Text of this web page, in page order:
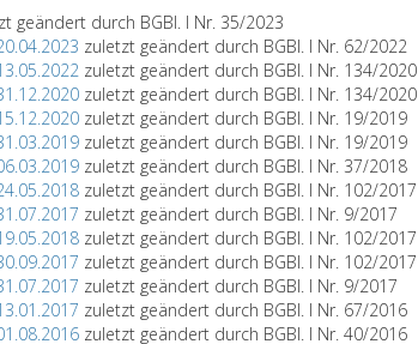
geändert durch BGBl. I Nr. 35/2023
zuletzt geändert durch BGBl. I Nr. 62/2022
zuletzt geändert durch BGBl. I Nr. 134/2020
zuletzt geändert durch BGBl. I Nr. 134/2020
zuletzt geändert durch BGBl. I Nr. 19/2019
zuletzt geändert durch BGBl. I Nr. 19/2019
zuletzt geändert durch BGBl. I Nr. 37/2018
zuletzt geändert durch BGBl. I Nr. 102/2017
zuletzt geändert durch BGBl. I Nr. 9/2017
zuletzt geändert durch BGBl. I Nr. 102/2017
zuletzt geändert durch BGBl. I Nr. 102/2017
zuletzt geändert durch BGBl. I Nr. 9/2017
zuletzt geändert durch BGBl. I Nr. 67/2016
zuletzt geändert durch BGBl. I Nr. 40/2016